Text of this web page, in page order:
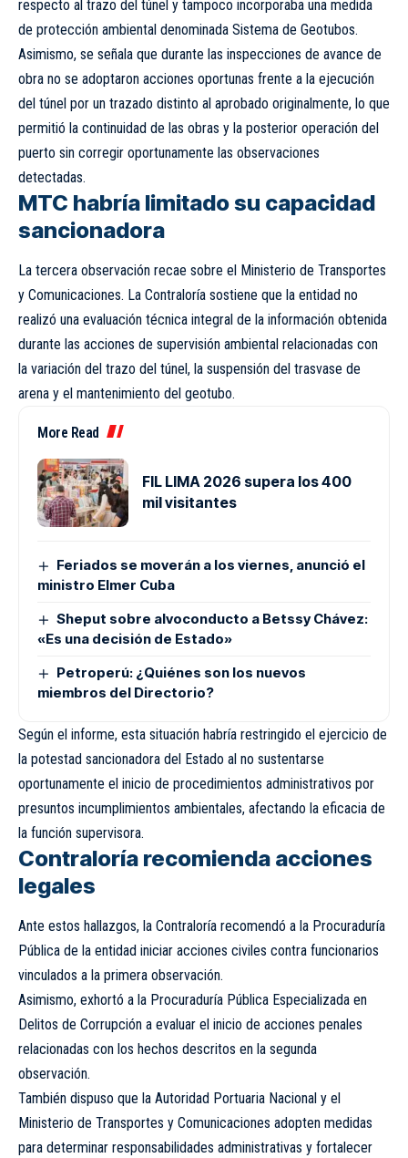
respecto al trazo del túnel y tampoco incorporaba una medida
de protección ambiental denominada Sistema de Geotubos.
Asimismo, se señala que durante las inspecciones de avance de
obra no se adoptaron acciones oportunas frente a la ejecución
del túnel por un trazado distinto al aprobado originalmente, lo que
permitió la continuidad de las obras y la posterior operación del
puerto sin corregir oportunamente las observaciones
detectadas.
MTC habría limitado su capacidad
sancionadora
La tercera observación recae sobre el Ministerio de Transportes
y Comunicaciones. La Contraloría sostiene que la entidad no
realizó una evaluación técnica integral de la información obtenida
durante las acciones de supervisión ambiental relacionadas con
la variación del trazo del túnel, la suspensión del trasvase de
arena y el mantenimiento del geotubo.
More Read
FIL LIMA 2026 supera los 400
mil visitantes
Feriados se moverán a los viernes, anunció el
ministro Elmer Cuba
Sheput sobre alvoconducto a Betssy Chávez:
«Es una decisión de Estado»
Petroperú: ¿Quiénes son los nuevos
miembros del Directorio?
Según el informe, esta situación habría restringido el ejercicio de
la potestad sancionadora del Estado al no sustentarse
oportunamente el inicio de procedimientos administrativos por
presuntos incumplimientos ambientales, afectando la eficacia de
la función supervisora.
Contraloría recomienda acciones
legales
Ante estos hallazgos, la Contraloría recomendó a la Procuraduría
Pública de la entidad iniciar acciones civiles contra funcionarios
vinculados a la primera observación.
Asimismo, exhortó a la Procuraduría Pública Especializada en
Delitos de Corrupción a evaluar el inicio de acciones penales
relacionadas con los hechos descritos en la segunda
observación.
También dispuso que la Autoridad Portuaria Nacional y el
Ministerio de Transportes y Comunicaciones adopten medidas
para determinar responsabilidades administrativas y fortalecer